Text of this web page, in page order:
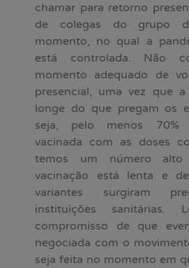
chamar para retorno
de colegas do grupo
momento, no qual a
está controlada. Não
momento adequado de
presencial, uma vez que a
longe do que pregam os
seja, pelo menos 70%
vacinada com as doses
temos um número
vacinação está lenta e
variantes surgiram
instituições sanitárias.
compromisso de que
negociada com o
seja feita no momento em